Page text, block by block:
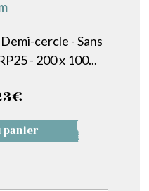
cercle - Sans
- 200 x 100...
€
panier